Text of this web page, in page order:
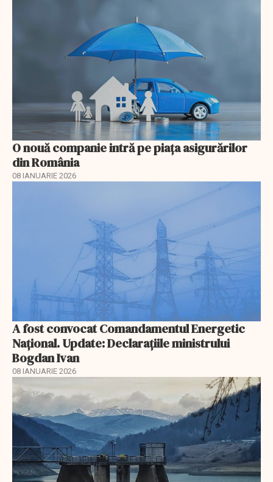
O nouă companie intră pe piața asigurărilor
din România
08 IANUARIE 2026
A fost convocat Comandamentul Energetic
Naţional. Update: Declaraţiile ministrului
Bogdan Ivan
08 IANUARIE 2026